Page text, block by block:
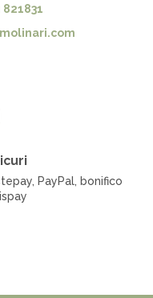
821831
PayPal, bonifico